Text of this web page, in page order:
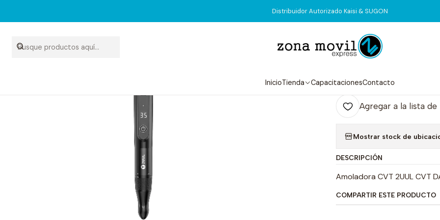
InicioTienda CapacitacionesContacto
Distribuidor Autorizado Kaisi & SUGON
Tienda Herramientas Dremel 2UUL CVT DA84
|
Dremel 2UUL
Cantidad
Agregar a la lista
Mostrar stock de
DESCRIPCIÓN
Amoladora CVT 2UUL CVT
COMPARTIR ESTE PRODUCTO